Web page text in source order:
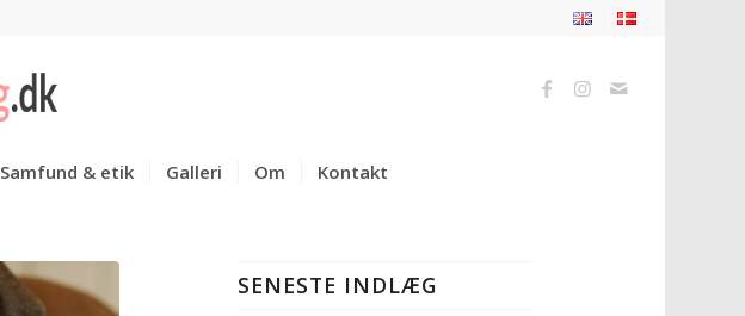
Samfund & etik Galleri Om Kontakt
SENESTE INDLÆG